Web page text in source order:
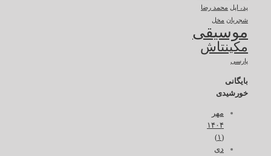
پد، اپل محمد رضا
شجریان مخل
موسیقی
مکینتاش
پارسی
بایگانی
خورشیدی
مهر
۱۴۰۴
(۱)
دی